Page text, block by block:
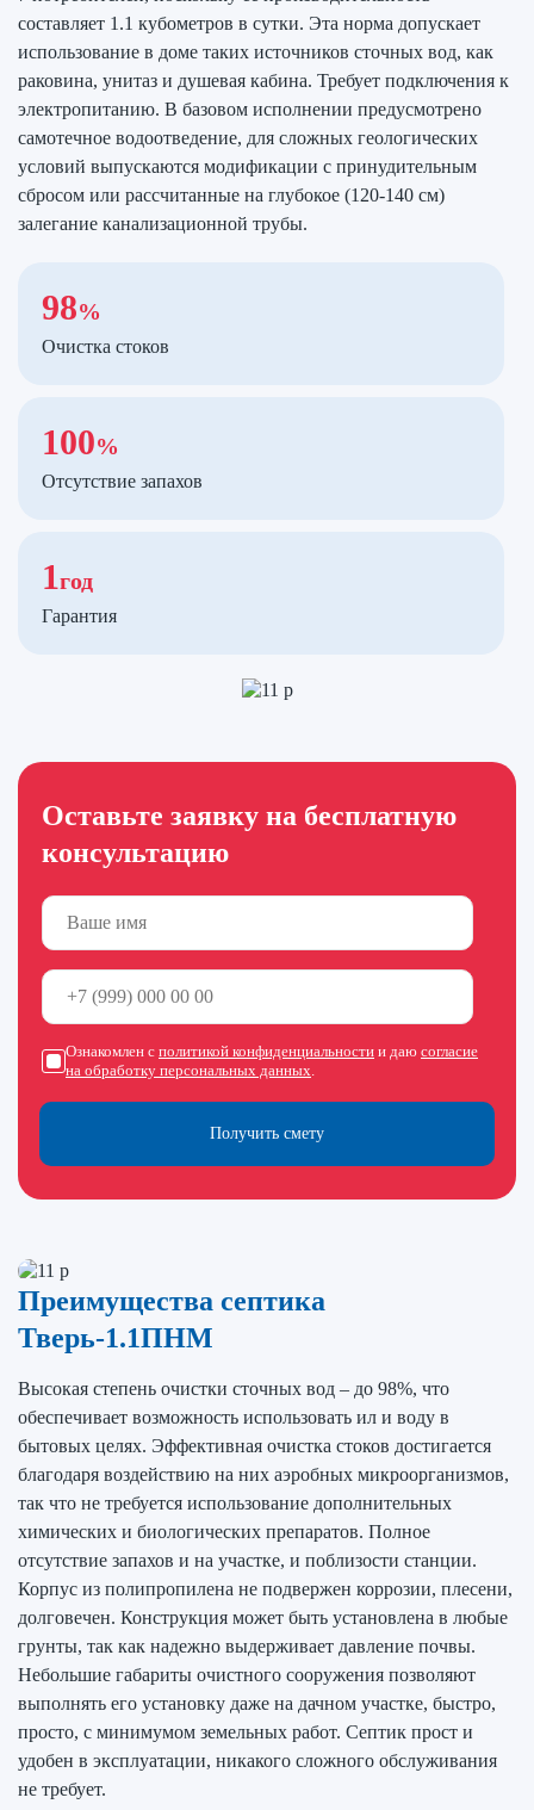
составляет 1.1 кубометров в сутки. Эта норма допускает
использование в доме таких источников сточных вод, как
раковина, унитаз и душевая кабина. Требует подключения к
электропитанию. В базовом исполнении предусмотрено
самотечное водоотведение, для сложных геологических
условий выпускаются модификации с принудительным
сбросом или рассчитанные на глубокое (120-140 см)
залегание канализационной трубы.
98%
Очистка стоков
100%
Отсутствие запахов
1год
Гарантия
Оставьте заявку на бесплатную
консультацию
Получить смету
Ознакомлен с политикой конфиденциальности и даю согласие
на обработку персональных данных
Преимущества септика
Тверь-1.1ПНМ
Высокая степень очистки сточных вод – до 98%, что
обеспечивает возможность использовать ил и воду в
бытовых целях. Эффективная очистка стоков достигается
благодаря воздействию на них аэробных микроорганизмов,
так что не требуется использование дополнительных
химических и биологических препаратов. Полное
отсутствие запахов и на участке, и поблизости станции.
Корпус из полипропилена не подвержен коррозии, плесени,
долговечен. Конструкция может быть установлена в любые
грунты, так как надежно выдерживает давление почвы.
Небольшие габариты очистного сооружения позволяют
выполнять его установку даже на дачном участке, быстро,
просто, с минимумом земельных работ. Септик прост и
удобен в эксплуатации, никакого сложного обслуживания
не требует.